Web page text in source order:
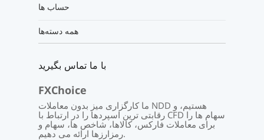
حساب ها
همه دسته‌ها
با ما تماس بگیرید
FXChoice
ما کارگزاری میز بدون معاملات NDD هستیم، و
رقابتی ترین اسپردها را در ارتباط با CFD سهام ها را
برای معاملات فارکس، کالاها، شاخص ها، سهام و
رمزارزها ارائه می دهیم.